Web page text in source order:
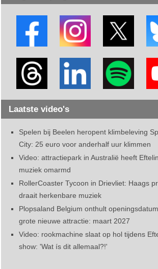
Laatste video's
Spelen bij Beelen heropent klimbeleving
City: 25 euro voor anderhalf uur klimmen
Video: attractiepark in Australië heeft
muziek omarmd
RollerCoaster Tycoon in Drievliet: Haags
draait herkenbare muziek
Plopsaland Belgium onthult
grote nieuwe attractie: maart 2027
Video: rookmachine slaat op hol tijdens
show: 'Wat ís dit allemaal?!'